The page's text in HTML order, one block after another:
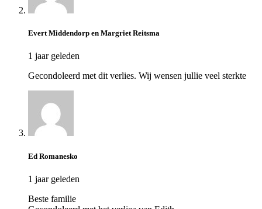
Evert Middendorp en Margriet Reitsma
1 jaar geleden
Gecondoleerd met dit verlies. Wij wensen jullie veel sterkte
Ed Romanesko
1 jaar geleden
Beste familie